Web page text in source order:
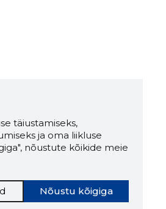
täiustamiseks,
ja oma liikluse
nõustute kõikide meie
Nõustu kõigiga